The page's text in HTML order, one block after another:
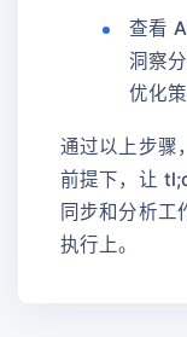
查看
洞察
优化
通过以上步骤
前提下，让
同步和分析工
执行上。